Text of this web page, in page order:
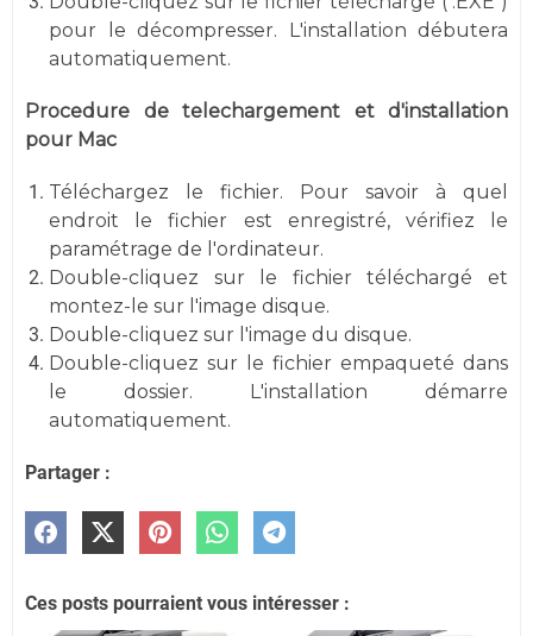
pour le décompresser. L'installation débutera
automatiquement.
Procedure de telechargement et d'installation
pour Mac
Téléchargez le fichier. Pour savoir à quel
endroit le fichier est enregistré, vérifiez le
paramétrage de l'ordinateur.
Double-cliquez sur le fichier téléchargé et
montez-le sur l'image disque.
Double-cliquez sur l'image du disque.
Double-cliquez sur le fichier empaqueté dans
le dossier. L'installation démarre
automatiquement.
Partager :
Ces posts pourraient vous intéresser :